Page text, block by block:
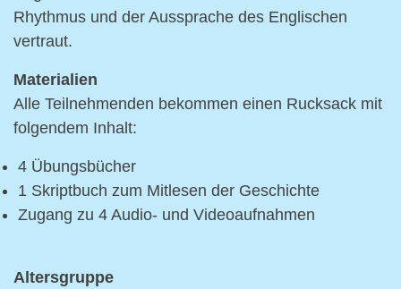
Rhythmus und der Aussprache des Englischen
vertraut.
Materialien
Alle Teilnehmenden bekommen einen Rucksack mit
folgendem Inhalt:
4 Übungsbücher
1 Skriptbuch zum Mitlesen der Geschichte
Zugang zu 4 Audio- und Videoaufnahmen
Altersgruppe